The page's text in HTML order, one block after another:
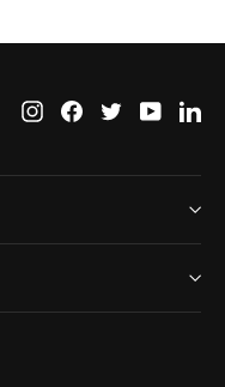
InstagramFacebookTwitter